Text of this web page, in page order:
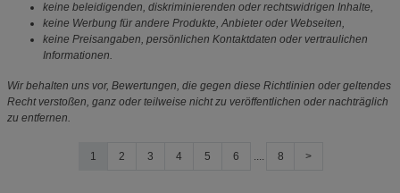
keine beleidigenden, diskriminierenden oder rechtswidrigen Inhalte,
keine Werbung für andere Produkte, Anbieter oder Webseiten,
keine Preisangaben, persönlichen Kontaktdaten oder vertraulichen
Informationen.
Wir behalten uns vor, Bewertungen, die gegen diese Richtlinien oder geltendes
Recht verstoßen, ganz oder teilweise nicht zu veröffentlichen oder nachträglich
zu entfernen.
1 2 3 4 5 6 .... 8 >